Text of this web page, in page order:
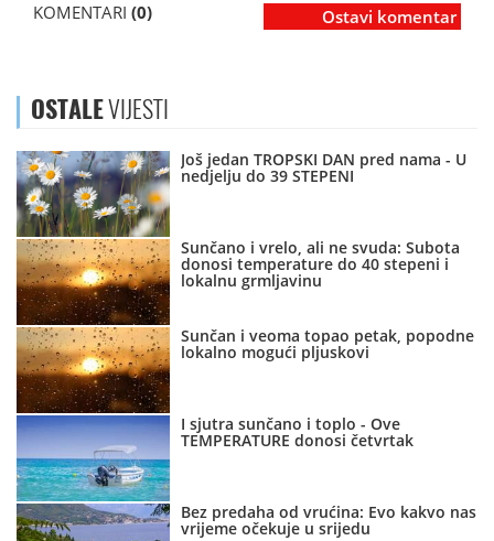
KOMENTARI (0) Ostavi komentar
OSTALEVIJESTI
Još jedan TROPSKI DAN pred nama - U
nedjelju do 39 STEPENI
Sunčano i vrelo, ali ne svuda: Subota
donosi temperature do 40 stepeni i
lokalnu grmljavinu
Sunčan i veoma topao petak, popodne
lokalno mogući pljuskovi
I sjutra sunčano i toplo - Ove
TEMPERATURE donosi četvrtak
Bez predaha od vrućina: Evo kakvo nas
vrijeme očekuje u srijedu